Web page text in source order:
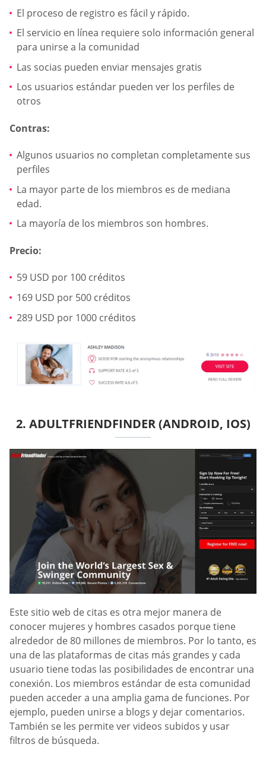
El proceso de registro es fácil y rápido.
El servicio en línea requiere solo información general
para unirse a la comunidad
Las socias pueden enviar mensajes gratis
Los usuarios estándar pueden ver los perfiles de
otros
Contras:
Algunos usuarios no completan completamente sus
perfiles
La mayor parte de los miembros es de mediana
edad.
La mayoría de los miembros son hombres.
Precio:
59 USD por 100 créditos
169 USD por 500 créditos
289 USD por 1000 créditos
2. ADULTFRIENDFINDER (ANDROID, IOS)
Este sitio web de citas es otra mejor manera de
conocer mujeres y hombres casados porque tiene
alrededor de 80 millones de miembros. Por lo tanto, es
una de las plataformas de citas más grandes y cada
usuario tiene todas las posibilidades de encontrar una
conexión. Los miembros estándar de esta comunidad
pueden acceder a una amplia gama de funciones. Por
ejemplo, pueden unirse a blogs y dejar comentarios.
También se les permite ver videos subidos y usar
filtros de búsqueda.